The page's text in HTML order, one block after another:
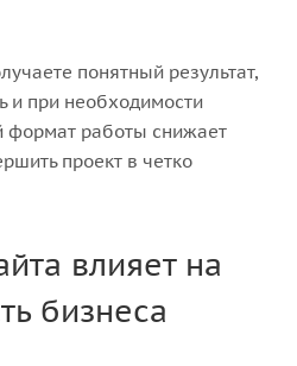
понятный результат,
и при необходимости
формат работы снижает
проект в четко
влияет на
бизнеса